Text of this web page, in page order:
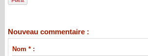
Nouveau commentaire :
Nom * :